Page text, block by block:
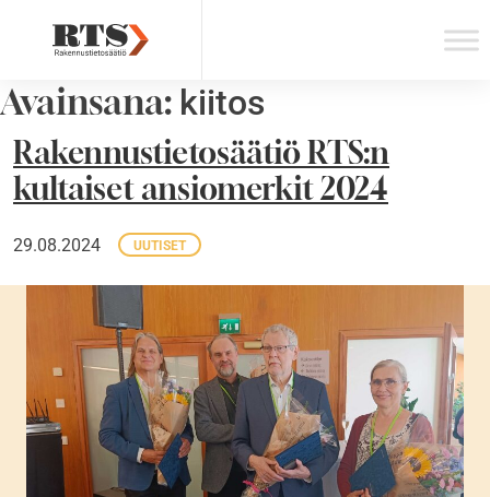
Avainsana: kiitos
Rakennustietosäätiö RTS:n
kultaiset ansiomerkit 2024
29.08.2024 UUTISET